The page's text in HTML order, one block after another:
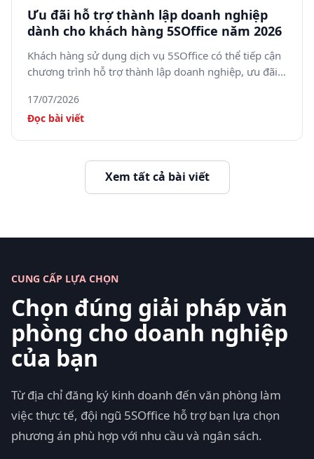
Ưu đãi hỗ trợ thành lập doanh nghiệp
dành cho khách hàng 5SOffice năm 2026
Khách hàng sử dụng dịch vụ 5SOffice có thể tiếp cận
chương trình hỗ trợ thành lập doanh nghiệp, ưu đãi
trong năm 2026.
17/07/2026
Đọc bài viết
Xem tất cả bài viết
CUNG CẤP LỰA CHỌN
Chọn đúng giải pháp văn
phòng cho doanh nghiệp
của bạn
Từ địa chỉ đăng ký kinh doanh đến văn phòng làm
việc thực tế, đội ngũ 5SOffice hỗ trợ bạn lựa chọn
phương án phù hợp với nhu cầu và ngân sách.